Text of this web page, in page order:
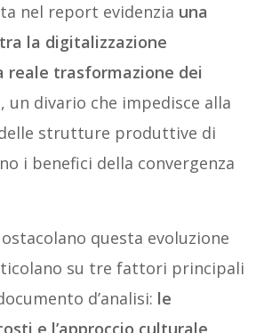
nel report evidenzia una
la digitalizzazione
reale trasformazione dei
, un divario che impedisce alla
strutture produttive di
i benefici della convergenza
questa evoluzione
su tre fattori principali
d’analisi: le